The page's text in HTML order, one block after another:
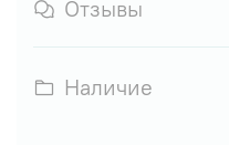
Отзывы
Наличие